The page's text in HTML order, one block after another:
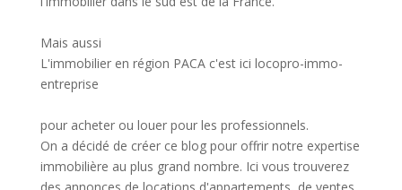
Mais aussi
L'immobilier en région PACA c'est ici locopro-immo-
entreprise
pour acheter ou louer pour les professionnels.
On a décidé de créer ce blog pour offrir notre expertise
immobilière au plus grand nombre. Ici vous trouverez
des annonces de locations d'appartements, de ventes